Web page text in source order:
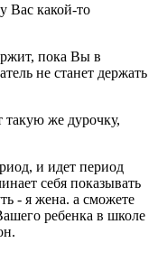
Вас какой-то
пока Вы в
не станет держать
такую же дурочку,
и идет период
себя показывать
- я жена. а сможете
ребенка в школе